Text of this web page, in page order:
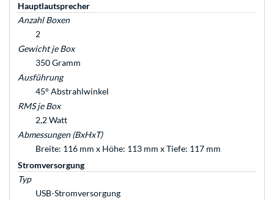
Hauptlautsprecher
Anzahl Boxen
2
Gewicht je Box
350 Gramm
Ausführung
45° Abstrahlwinkel
RMS je Box
2,2 Watt
Abmessungen (BxHxT)
Breite: 116 mm x Höhe: 113 mm x Tiefe: 117 mm
Stromversorgung
Typ
USB-Stromversorgung